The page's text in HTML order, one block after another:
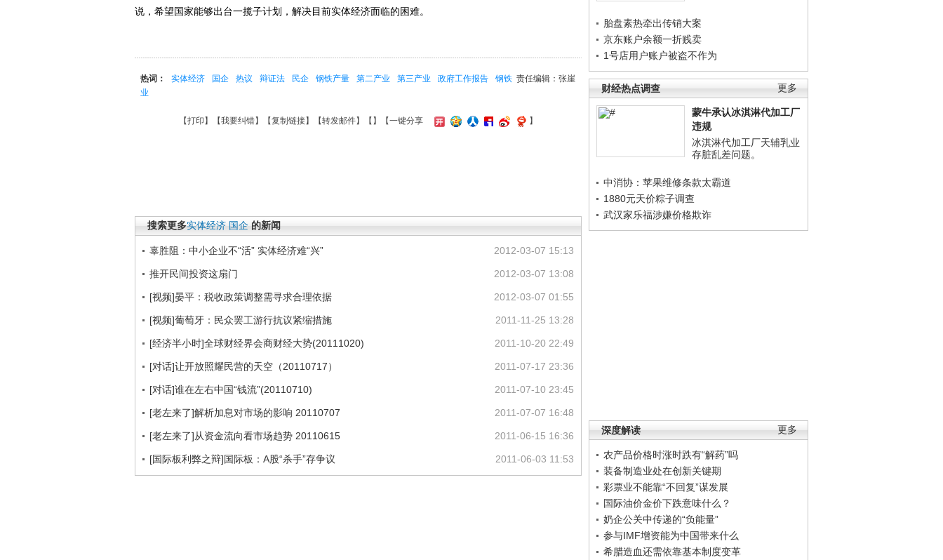
胎盘素热牵出传销大案
京东账户余额一折贱卖
1号店用户账户被盗不作为
更多
财经热点调查
蒙牛承认冰淇淋代加工厂
违规
冰淇淋代加工厂天辅乳业
存脏乱差问题。
中消协：苹果维修条款太霸道
1880元天价粽子调查
武汉家乐福涉嫌价格欺诈
更多
深度解读
农产品价格时涨时跌有“解药”吗
装备制造业处在创新关键期
彩票业不能靠“不回复”谋发展
国际油价金价下跌意味什么？
奶企公关中传递的“负能量”
参与IMF增资能为中国带来什么
希腊造血还需依靠基本制度变革
说，希望国家能够出台一揽子计划，解决目前实体经济面临的困难。
责任编辑：张崖
热词： 实体经济 国企 热议 辩证法 民企 钢铁产量 第二产业 第三产业 政府工作报告
钢铁
业
【打印 】【我要纠错】【复制链接】【转发邮件】【 】 【一键分享 】
搜索更多实体经济 国企 的新闻
2012-03-07 15:13
辜胜阻：中小企业不“活” 实体经济难“兴”
2012-03-07 13:08
推开民间投资这扇门
2012-03-07 01:55
[视频]晏平：税收政策调整需寻求合理依据
2011-11-25 13:28
[视频]葡萄牙：民众罢工游行抗议紧缩措施
2011-10-20 22:49
[经济半小时]全球财经界会商财经大势(20111020)
2011-07-17 23:36
[对话]让开放照耀民营的天空（20110717）
2011-07-10 23:45
[对话]谁在左右中国“钱流”(20110710)
2011-07-07 16:48
[老左来了]解析加息对市场的影响 20110707
2011-06-15 16:36
[老左来了]从资金流向看市场趋势 20110615
2011-06-03 11:53
[国际板利弊之辩]国际板：A股“杀手”存争议